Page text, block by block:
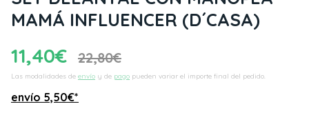
MAMÁ INFLUENCER (D´CASA)
11,40€ 22,80€
Las modalidades de envío y de pago pueden variar el importe final del pedido.
envío 5,50€*